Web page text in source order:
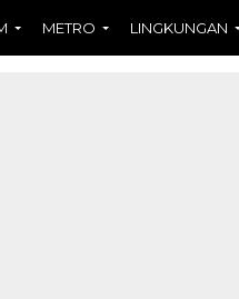
METRO LINGKUNGAN